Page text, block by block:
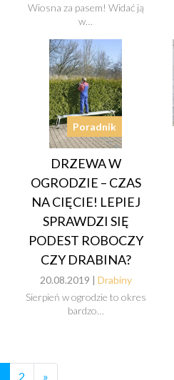
Wiosna za pasem! Widać ją
w…
Poradnik
DRZEWA W
OGRODZIE – CZAS
NA CIĘCIE! LEPIEJ
SPRAWDZI SIĘ
PODEST ROBOCZY
CZY DRABINA?
20.08.2019 | Drabiny
Sierpień w ogrodzie to okres
bardzo…
2 »